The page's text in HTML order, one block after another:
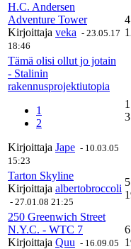
H.C. Andersen
Adventure Tower
Kirjoittaja veka - 23.05.17
18:46
Tämä olisi ollut jo jotain
- Stalinin
rakennusprojektiutopia
1
2
Kirjoittaja Jape - 10.03.05
15:23
Tarton Skyline
Kirjoittaja albertobroccoli
- 27.01.08 21:25
250 Greenwich Street
N.Y.C. - WTC 7
Kirjoittaja Quu - 16.09.05